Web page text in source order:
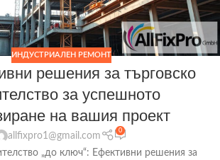
ИНДУСТРИАЛЕН РЕМОНТ
решения за търговско
за успешното
на вашия проект
allfixpro1@gmail.com
0
„до ключ“: Ефективни решения за